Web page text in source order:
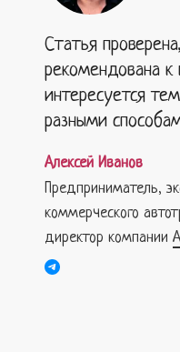
Статья
рекомендована к
интересуется
разными
Алексей Иванов
Предприниматель,
коммерческого
директор компании